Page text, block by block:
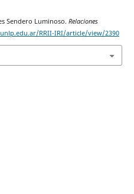
Sendero Luminoso. Relaciones
RRII-IRI/article/view/2390